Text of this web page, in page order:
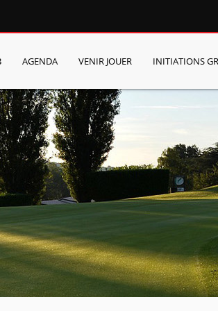
AGENDA VENIR JOUER INITIATIONS